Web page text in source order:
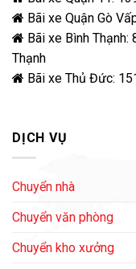
Bãi xe Quận Gò
Bãi xe Bình
Thạnh
Bãi xe Thủ Đức:
DỊCH VỤ
Chuyển nhà
Chuyển văn phòng
Chuyển kho xưởng